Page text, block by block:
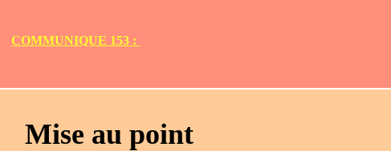
COMMUNIQUE 153 :
Mise au point